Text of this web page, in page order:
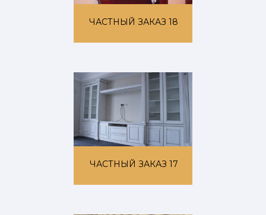
ЧАСТНЫЙ ЗАКАЗ 18
ЧАСТНЫЙ ЗАКАЗ 17